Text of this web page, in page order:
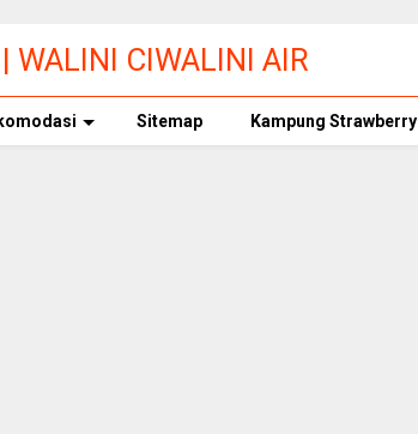
CIWALINI AIR
CIWIDEY
Sitemap Kampung Strawberry